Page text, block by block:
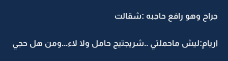
جراح وهو رافع حاجبه :شقالت
اريام:ليش ماحملتي ..شريجتيج حامل ولا لاء...ومن هل حجي